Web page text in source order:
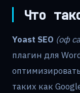
Что
Yoast SEO (оф
плагин для
таких как